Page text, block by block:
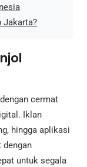
Jakarta?
cermat
Iklan
hingga aplikasi
dengan
untuk segala